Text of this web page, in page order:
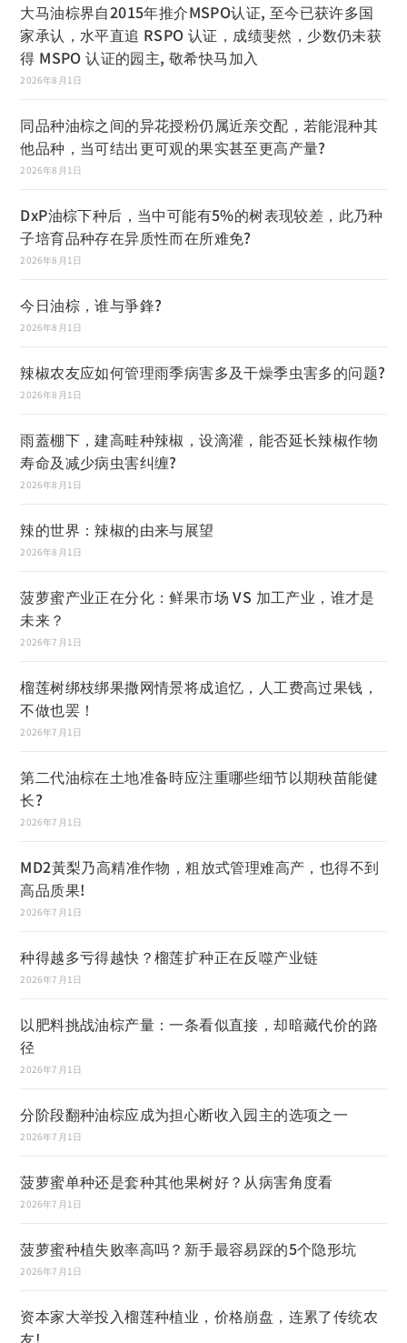
大马油棕界自2015年推介MSPO认证, 至今已获许多国
家承认，水平直追 RSPO 认证，成绩斐然，少数仍未获
得 MSPO 认证的园主, 敬希快马加入
2026年8月1日
同品种油棕之间的异花授粉仍属近亲交配，若能混种其
他品种，当可结出更可观的果实甚至更高产量?
2026年8月1日
DxP油棕下种后，当中可能有5%的树表现较差，此乃种
子培育品种存在异质性而在所难免?
2026年8月1日
今日油棕，谁与爭鋒?
2026年8月1日
辣椒农友应如何管理雨季病害多及干燥季虫害多的问题?
2026年8月1日
雨蓋棚下，建高畦种辣椒，设滴灌，能否延长辣椒作物
寿命及减少病虫害纠缠?
2026年8月1日
辣的世界：辣椒的由来与展望
2026年8月1日
菠萝蜜产业正在分化：鲜果市场 VS 加工产业，谁才是
未来？
2026年7月1日
榴莲树绑枝绑果撒网情景将成追忆，人工费高过果钱，
不做也罢！
2026年7月1日
第二代油棕在土地准备時应注重哪些细节以期秧苗能健
长?
2026年7月1日
MD2黃梨乃高精准作物，粗放式管理难高产，也得不到
高品质果!
2026年7月1日
种得越多亏得越快？榴莲扩种正在反噬产业链
2026年7月1日
以肥料挑战油棕产量：一条看似直接，却暗藏代价的路
径
2026年7月1日
分阶段翻种油棕应成为担心断收入园主的选项之一
2026年7月1日
菠萝蜜单种还是套种其他果树好？从病害角度看
2026年7月1日
菠萝蜜种植失败率高吗？新手最容易踩的5个隐形坑
2026年7月1日
资本家大举投入榴莲种植业，价格崩盘，连累了传统农